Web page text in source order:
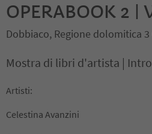
OPERABOOK 2 |
Dobbiaco, Regione dolomitica 3
Mostra di libri d'artista |
Artisti:
Celestina Avanzini